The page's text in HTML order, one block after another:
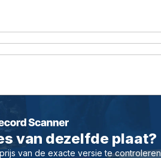
van dezelfde plaat?
van de exacte versie te controleren